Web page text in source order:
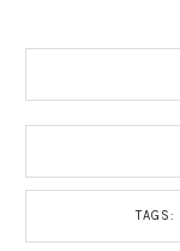
TAGS: